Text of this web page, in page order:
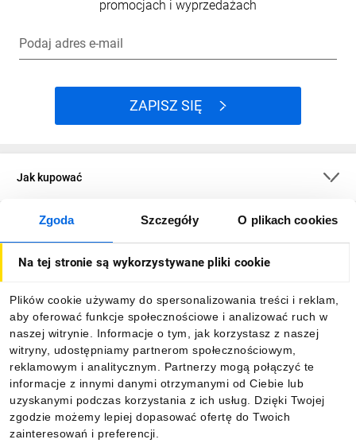
Zgoda Szczegóły O plikach cookies
Na tej stronie są wykorzystywane pliki cookie
Plików cookie używamy do spersonalizowania treści i reklam,
aby oferować funkcje społecznościowe i analizować ruch w
naszej witrynie. Informacje o tym, jak korzystasz z naszej
witryny, udostępniamy partnerom społecznościowym,
reklamowym i analitycznym. Partnerzy mogą połączyć te
informacje z innymi danymi otrzymanymi od Ciebie lub
uzyskanymi podczas korzystania z ich usług. Dzięki Twojej
zgodzie możemy lepiej dopasować ofertę do Twoich
zainteresowań i preferencji.
promocjach i wyprzedażach
Podaj adres e-mail
ZAPISZ SIĘ
Jak kupować
O firmie
Informacje
Pobierz naszą aplikację mobilną: